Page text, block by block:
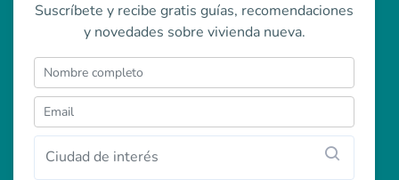
Suscríbete y recibe gratis guías, recomendaciones
y novedades sobre vivienda nueva.
Ciudad de interés